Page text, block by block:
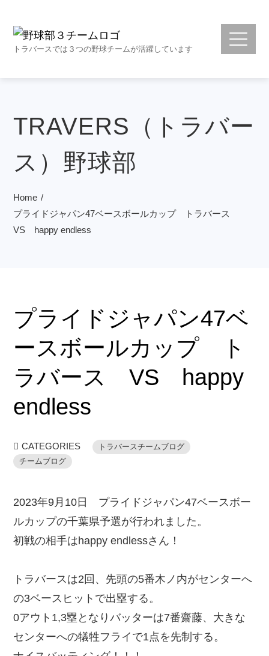
トラバースでは３つの野球チームが活躍しています
TRAVERS（トラバー
ス）野球部
Home
プライドジャパン47ベースボールカップ トラバース
VS happy endless
プライドジャパン47ベ
ースボールカップ ト
ラバース VS happy
endless
CATEGORIES
トラバースチームブログ
チームブログ
2023年9月10日 プライドジャパン47ベースボー
ルカップの千葉県予選が行われました。
初戦の相手はhappy endlessさん！
トラバースは2回、先頭の5番木ノ内がセンターへ
の3ベースヒットで出塁する。
0アウト1,3塁となりバッターは7番齋藤、大きな
センターへの犠牲フライで1点を先制する。